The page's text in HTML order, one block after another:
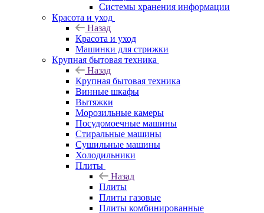
Системы хранения информации
Красота и уход
Назад
Красота и уход
Машинки для стрижки
Крупная бытовая техника
Назад
Крупная бытовая техника
Винные шкафы
Вытяжки
Морозильные камеры
Посудомоечные машины
Стиральные машины
Сушильные машины
Холодильники
Плиты
Назад
Плиты
Плиты газовые
Плиты комбинированные